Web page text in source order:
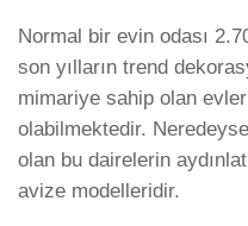
Normal bir evin odası
son yılların trend
mimariye sahip olan
olabilmektedir.
olan bu dairelerin
avize modelleridir.